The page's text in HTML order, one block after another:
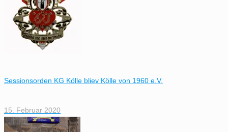
Sessionsorden KG Kölle bliev Kölle von 1960 e.V.
15. Februar 2020